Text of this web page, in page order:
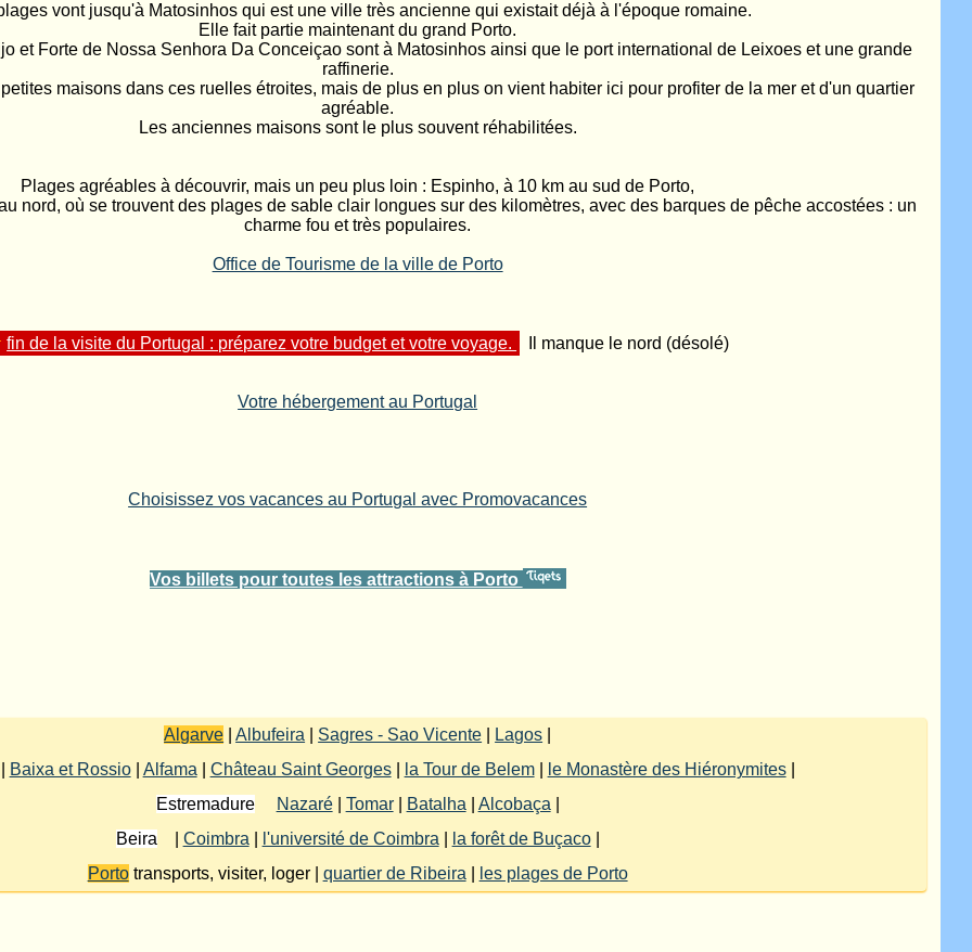
vont jusqu'à Matosinhos qui est une ville très ancienne qui existait déjà à l'époque romaine.
Elle fait partie maintenant du grand Porto.
et Forte de Nossa Senhora Da Conceiçao sont à Matosinhos ainsi que le port international de Leixoes et une grande
raffinerie.
maisons dans ces ruelles étroites, mais de plus en plus on vient habiter ici pour profiter de la mer et d'un quartier
agréable.
Les anciennes maisons sont le plus souvent réhabilitées.
Plages agréables à découvrir, mais un peu plus loin : Espinho, à 10 km au sud de Porto,
nord, où se trouvent des plages de sable clair longues sur des kilomètres, avec des barques de pêche accostées : un
charme fou et très populaires.
Office de Tourisme de la ville de Porto
fin de la visite du Portugal : préparez votre budget et votre voyage. Il manque le nord (désolé)
Votre hébergement au Portugal
Choisissez vos vacances au Portugal avec Promovacances
Vos billets pour toutes les attractions à Porto
Algarve |Albufeira Sagres - Sao Vicente Lagos
Baixa et Rossio| Alfama Château Saint Georges| la Tour de Belem| le Monastère des Hiéronymites|
Estremadure
Nazaré| Tomar| Batalha Alcobaça
Beira
Coimbra l'université de Coimbra la forêt de Buçaco|
Portotransports, visiter, loger | quartier de Ribeira les plages de Porto